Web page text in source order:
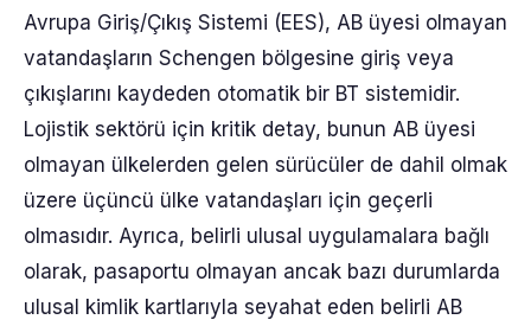
Avrupa Giriş/Çıkış Sistemi (EES), AB üyesi olmayan
vatandaşların Schengen bölgesine giriş veya
çıkışlarını kaydeden otomatik bir BT sistemidir.
Lojistik sektörü için kritik detay, bunun AB üyesi
olmayan ülkelerden gelen sürücüler de dahil olmak
üzere üçüncü ülke vatandaşları için geçerli
olmasıdır. Ayrıca, belirli ulusal uygulamalara bağlı
olarak, pasaportu olmayan ancak bazı durumlarda
ulusal kimlik kartlarıyla seyahat eden belirli AB